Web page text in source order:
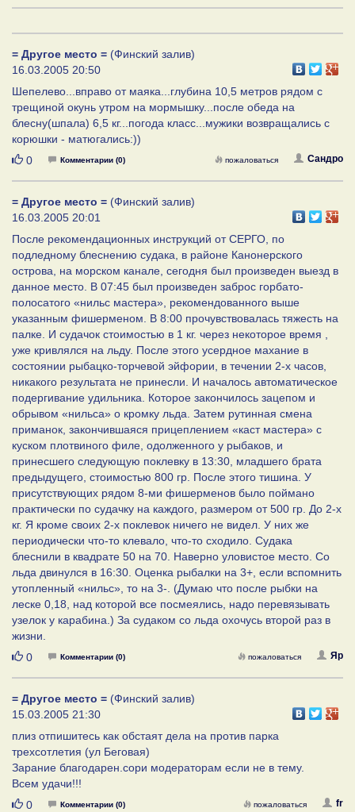
= Другое место = (Финский залив)
16.03.2005 20:50
Шепелево...вправо от маяка...глубина 10,5 метров рядом с
трещиной окунь утром на мормышку...после обеда на
блесну(шпала) 6,5 кг...погода класс...мужики возвращались с
корюшки - матюгались:))
Нравится
0 Комментарии (0) Сандро
пожаловаться
= Другое место = (Финский залив)
16.03.2005 20:01
После рекомендационных инструкций от СЕРГО, по
подледному блеснению судака, в районе Канонерского
острова, на морском канале, сегодня был произведен выезд в
данное место. В 07:45 был произведен заброс горбато-
полосатого «нильс мастера», рекомендованного выше
указанным фишерменом. В 8:00 прочувствовалась тяжесть на
палке. И судачок стоимостью в 1 кг. через некоторое время ,
уже кривлялся на льду. После этого усердное махание в
состоянии рыбацко-торчевой эйфории, в течении 2-х часов,
никакого результата не принесли. И началось автоматическое
подергивание удильника. Которое закончилось зацепом и
обрывом «нильса» о кромку льда. Затем рутинная смена
приманок, закончившаяся прицеплением «каст мастера» с
куском плотвиного филе, одолженного у рыбаков, и
принесшего следующую поклевку в 13:30, младшего брата
предыдущего, стоимостью 800 гр. После этого тишина. У
присутствующих рядом 8-ми фишерменов было поймано
практически по судачку на каждого, размером от 500 гр. До 2-х
кг. Я кроме своих 2-х поклевок ничего не видел. У них же
периодически что-то клевало, что-то сходило. Судака
блеснили в квадрате 50 на 70. Наверно уловистое место. Со
льда двинулся в 16:30. Оценка рыбалки на 3+, если вспомнить
утопленный «нильс», то на 3-. (Думаю что после рыбки на
леске 0,18, над которой все посмеялись, надо перевязывать
узелок у карабина.) За судаком со льда охочусь второй раз в
жизни.
Нравится
0 Комментарии (0) Яр
пожаловаться
= Другое место = (Финский залив)
15.03.2005 21:30
плиз отпишитесь как обстаят дела на против парка
трехсотлетия (ул Беговая)
Зарание благодарен.сори модераторам если не в тему.
Всем удачи!!!
Нравится
0 Комментарии (0) fr
пожаловаться